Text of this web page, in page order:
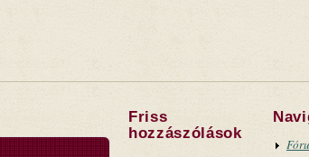
Friss
hozzászólások